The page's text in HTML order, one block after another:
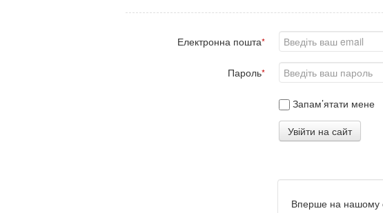
Електронна пошта*
Пароль*
Запам’ятати мене
Увійти на сайт
Вперше на нашому